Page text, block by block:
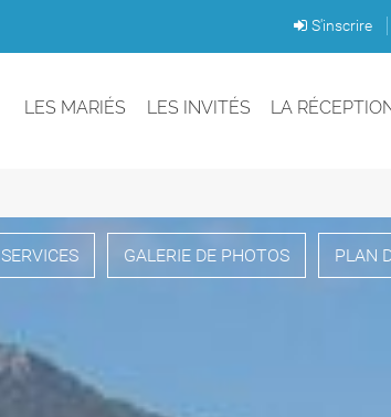
S'inscrire
LES MARIÉS LES INVITÉS LA
SERVICES GALERIE DE PHOTOS PLAN